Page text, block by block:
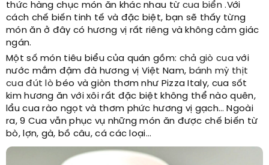
thức hàng chục món ăn khác nhau từ cua biển.Với
cách chế biến tinh tế và đặc biệt, bạn sẽ thấy từng
món ăn ở đây có hương vị rất riêng và không cảm giác
ngán.
Một số món tiêu biểu của quán gồm: chả giò cuavới
nước mắm đậm đà hương vị Việt Nam, bánh mỳ thịt
cua đút lò béo và giòn thơm như Pizza Italy, cua sốt
kim hương ăn với xôi rất đặc biệt không thể nào quên,
lẩu cua rào ngọt và thơm phức hương vị gạch… Ngoài
ra, 9 Cua vẫn phục vụ những món ăn được chế biến từ
bò, lợn, gà, bồ câu, cá các loại…